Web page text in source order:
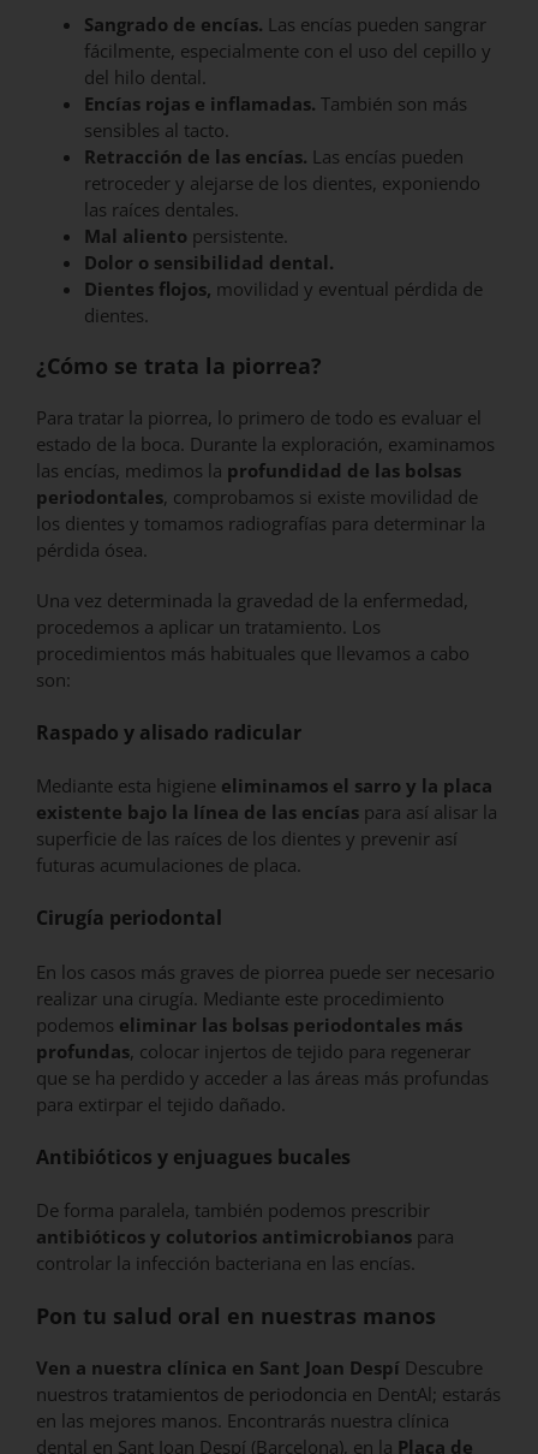
Sangrado de encías. Las encías pueden sangrar
fácilmente, especialmente con el uso del cepillo y
del hilo dental.
Encías rojas e inflamadas. También son más
sensibles al tacto.
Retracción de las encías. Las encías pueden
retroceder y alejarse de los dientes, exponiendo
las raíces dentales.
Mal aliento persistente.
Dolor o sensibilidad dental.
Dientes flojos, movilidad y eventual pérdida de
dientes.
¿Cómo se trata la piorrea?
Para tratar la piorrea, lo primero de todo es evaluar el
estado de la boca. Durante la exploración, examinamos
las encías, medimos la profundidad de las bolsas
periodontales, comprobamos si existe movilidad de
los dientes y tomamos radiografías para determinar la
pérdida ósea.
Una vez determinada la gravedad de la enfermedad,
procedemos a aplicar un tratamiento. Los
procedimientos más habituales que llevamos a cabo
son:
Raspado y alisado radicular
Mediante esta higiene eliminamos el sarro y la placa
existente bajo la línea de las encías para así alisar la
superficie de las raíces de los dientes y prevenir así
futuras acumulaciones de placa.
Cirugía periodontal
En los casos más graves de piorrea puede ser necesario
realizar una cirugía. Mediante este procedimiento
podemos eliminar las bolsas periodontales más
profundas, colocar injertos de tejido para regenerar
que se ha perdido y acceder a las áreas más profundas
para extirpar el tejido dañado.
Antibióticos y enjuagues bucales
De forma paralela, también podemos prescribir
antibióticos y colutorios antimicrobianos para
controlar la infección bacteriana en las encías.
Pon tu salud oral en nuestras manos
Ven a nuestra clínica en Sant Joan Despí Descubre
nuestros tratamientos de periodoncia en DentAl; estarás
en las mejores manos. Encontrarás nuestra clínica
dental en Sant Joan Despí (Barcelona), en la Plaça de